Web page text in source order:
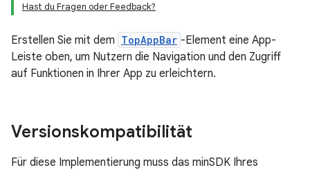
Hast du Fragen oder Feedback?
Erstellen Sie mit dem TopAppBar -Element eine App-
Leiste oben, um Nutzern die Navigation und den Zugriff
auf Funktionen in Ihrer App zu erleichtern.
Versionskompatibilität
Für diese Implementierung muss das minSDK Ihres